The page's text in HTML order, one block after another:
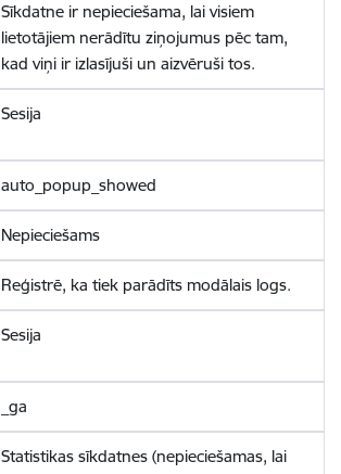
Sīkdatne ir nepieciešama, lai visiem
lietotājiem nerādītu ziņojumus pēc tam,
kad viņi ir izlasījuši un aizvēruši tos.
Sesija
auto_popup_showed
Nepieciešams
Reģistrē, ka tiek parādīts modālais logs.
Sesija
_ga
Statistikas sīkdatnes (nepieciešamas, lai